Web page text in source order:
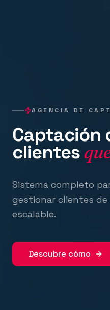
AGENCIA DE
Captación
clientes
Sistema completo
gestionar clientes
escalable.
Descubre cómo